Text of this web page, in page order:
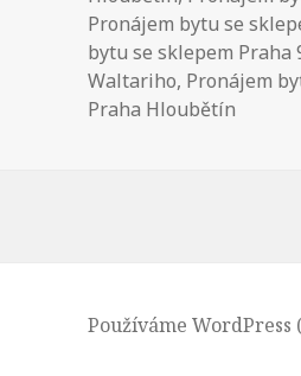
Pronájem bytu se
bytu se sklepem Praha
Waltariho, Pronájem
Praha Hloubětín
Používáme WordPress